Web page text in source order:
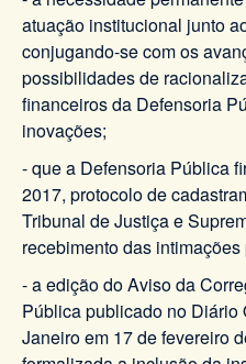
atuação institucional junto
conjugando-se com os
possibilidades de
financeiros da Defensoria
inovações;
- que a Defensoria Pública
2017, protocolo de
Tribunal de Justiça e
recebimento das
- a edição do Aviso da
Pública publicado no Diário
Janeiro em 17 de fevereiro